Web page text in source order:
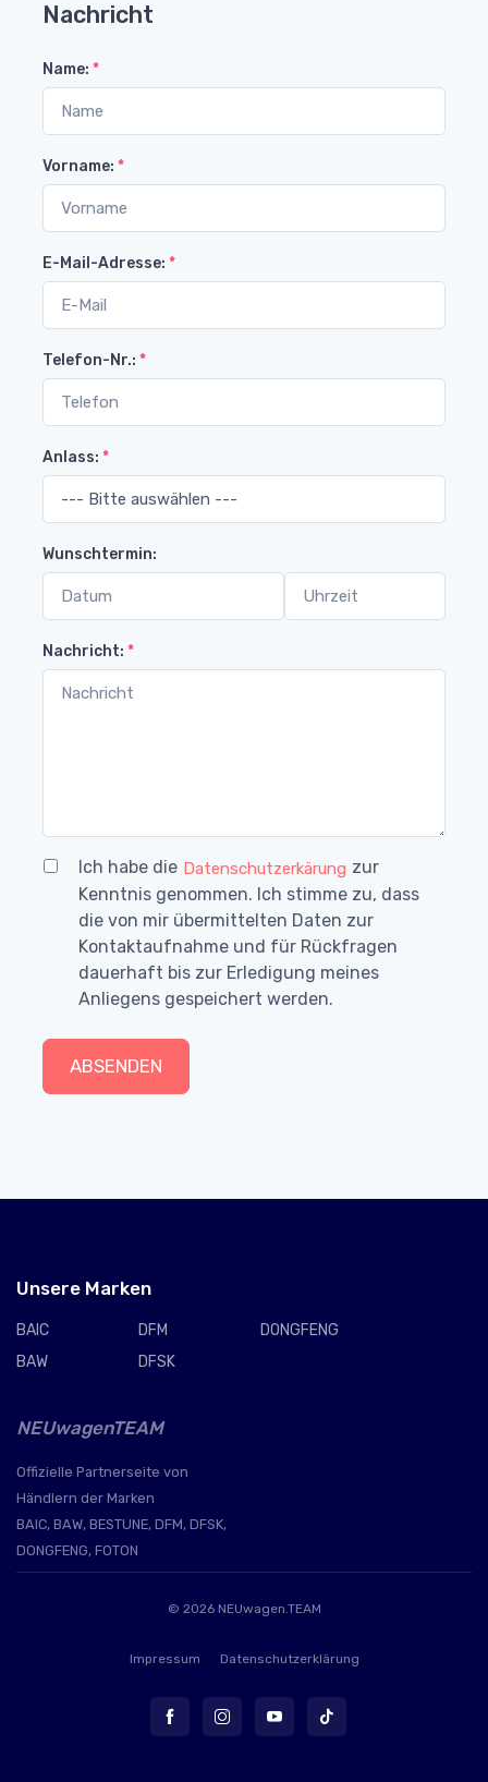
Nachricht
Name: *
Vorname: *
E-Mail-Adresse: *
Telefon-Nr.: *
Anlass: *
Wunschtermin:
Nachricht: *
Ich habe die Datenschutzerkärung zur
Kenntnis genommen. Ich stimme zu, dass
die von mir übermittelten Daten zur
Kontaktaufnahme und für Rückfragen
dauerhaft bis zur Erledigung meines
Anliegens gespeichert werden.
ABSENDEN
Unsere Marken
BAIC
BAW
DFM
DFSK
DONGFENG
NEUwagenTEAM
Offizielle Partnerseite von
Händlern der Marken
BAIC, BAW, BESTUNE, DFM, DFSK,
DONGFENG, FOTON
© 2026 NEUwagen.TEAM
Impressum Datenschutzerklärung